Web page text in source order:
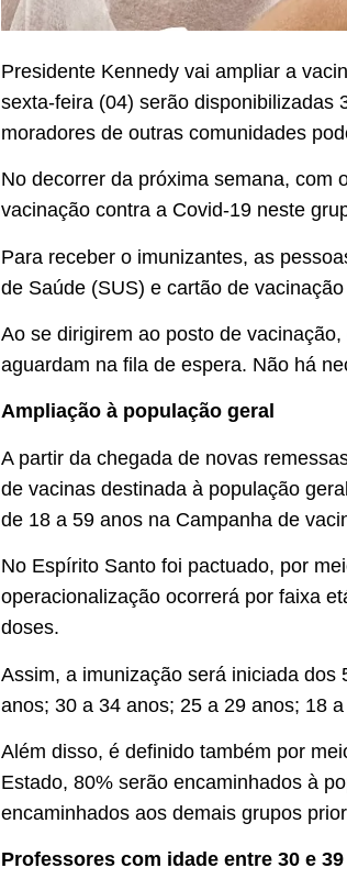
Presidente Kennedy vai ampliar a
sexta-feira (04) serão disponibilizadas
moradores de outras comunidades
No decorrer da próxima semana, com
vacinação contra a Covid-19 neste
Para receber o imunizantes, as
de Saúde (SUS) e cartão de
Ao se dirigirem ao posto de
aguardam na fila de espera. Não há
Ampliação à população geral
A partir da chegada de novas
de vacinas destinada à população
de 18 a 59 anos na Campanha de
No Espírito Santo foi pactuado, por
operacionalização ocorrerá por faixa
doses.
Assim, a imunização será iniciada
anos; 30 a 34 anos; 25 a 29 anos; 18
Além disso, é definido também por
Estado, 80% serão encaminhados à
encaminhados aos demais grupos
Professores com idade entre 30 e